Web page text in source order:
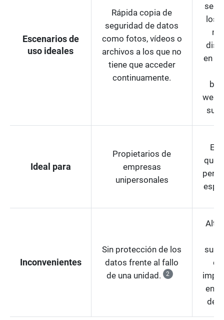
Escenarios de
uso ideales
Rápida copia de
seguridad de datos
como fotos, vídeos o
archivos a los que no
tiene que acceder
continuamente.
los
en
web
Ideal para
Propietarios de
empresas
unipersonales
que
Inconvenientes
Sin protección de los
datos frente al fallo
de una unidad.
2
en
del